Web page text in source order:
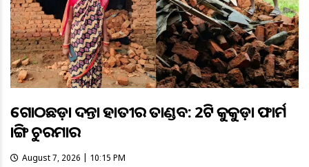
ଗୋଠଛଡ଼ା ଦନ୍ତା ହାତୀର ତାଣ୍ଡବ: 2ଟି କୁକୁଡ଼ା ଫାର୍ମ
ଭାଙ୍ଗି ଚୁରମାର
August 7, 2026 | 10:15 PM